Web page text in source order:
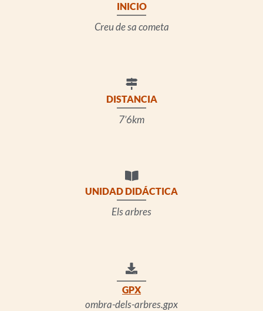
INICIO
Creu de sa cometa
DISTANCIA
7’6km
UNIDAD DIDÁCTICA
Els arbres
GPX
ombra-dels-arbres.gpx